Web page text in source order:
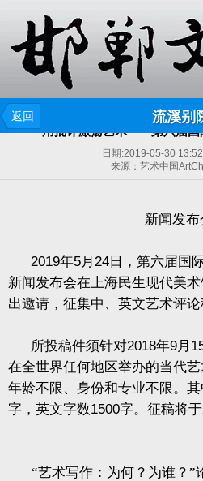
返回 流溪别
用批评激荡艺术——第六届国
日期:2019-05-30
来源：艺术中国
新闻发布
2019年5月 24 日，第六届国
新闻发布会在上海民生现代美
出邀请，征集中、英文艺术评论
所投稿件须针对2018年9月
在全世界任何地区举办的当代
年龄不限、身份和专业不限。
字，英文字数1500字。征稿将于
“艺术写作：为何？为谁？”